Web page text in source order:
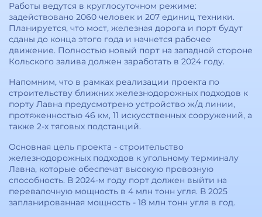
Работы ведутся в круглосуточном режиме:
задействовано 2060 человек и 207 единиц техники.
Планируется, что мост, железная дорога и порт будут
сданы до конца этого года и начнется рабочее
движение. Полностью новый порт на западной стороне
Кольского залива должен заработать в 2024 году.
Напомним, что в рамках реализации проекта по
строительству ближних железнодорожных подходов к
порту Лавна предусмотрено устройство ж/д линии,
протяженностью 46 км, 11 искусственных сооружений, а
также 2-х тяговых подстанций.
Основная цель проекта - строительство
железнодорожных подходов к угольному терминалу
Лавна, которые обеспечат высокую провозную
способность. В 2024-м году порт должен выйти на
перевалочную мощность в 4 млн тонн угля. В 2025
запланированная мощность - 18 млн тонн угля в год.